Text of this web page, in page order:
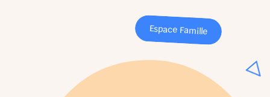
Espace Famille